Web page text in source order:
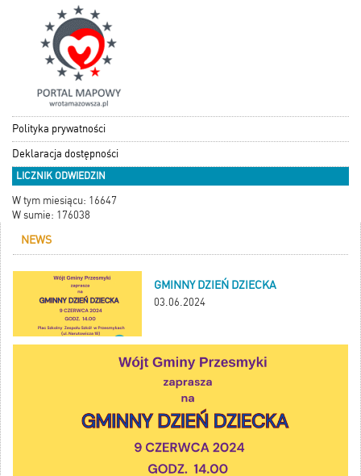
Polityka prywatności
Deklaracja dostępności
LICZNIK ODWIEDZIN
W tym miesiącu: 16647
W sumie: 176038
NEWS
GMINNY DZIEŃ DZIECKA
03.06.2024